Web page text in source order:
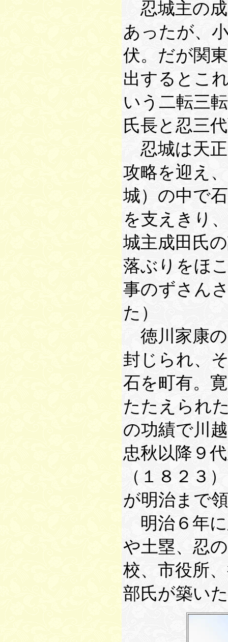
忍城主の成
あったが、
伏。だが関
出するとこ
いう二転三
氏長と忍三
忍城は天正
攻略を迎え
城）の中で
を支えきり
城主成田氏
落ぶりをほ
事のずさん
た）
徳川家康の
封じられ、
石を町有。
たたえられ
の功績で川
忠秋以降９
（１８２３
が明治まで
明治６年に
や土塁、忍
校、市役所
部氏が築い